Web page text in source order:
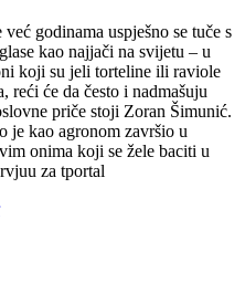
godinama uspješno se tuče s
kao najjači na svijetu – u
koji su jeli torteline ili raviole
reći će da često i nadmašuju
priče stoji Zoran Šimunić.
je kao agronom završio u
onima koji se žele baciti u
za tportal